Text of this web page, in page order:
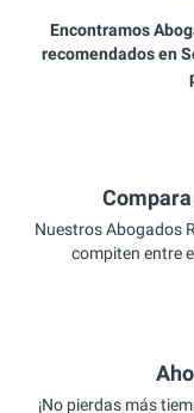
Encontramos
recomendados en
Nuestros Abogados
compiten entre
¡No pierdas más